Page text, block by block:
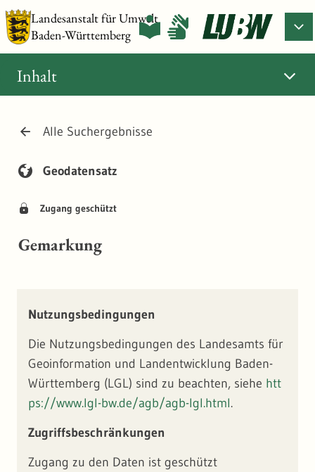
Landesanstalt für Umwelt
Baden-Württemberg
Alle Suchergebnisse
Geodatensatz
Zugang geschützt
Gemarkung
Inhalt
Nutzungsbedingungen
Die Nutzungsbedingungen des Landesamts für
Geoinformation und Landentwicklung Baden-
Württemberg (LGL) sind zu beachten, siehe htt
ps://www.lgl-bw.de/agb/agb-lgl.html.
Zugriffsbeschränkungen
Zugang zu den Daten ist geschützt